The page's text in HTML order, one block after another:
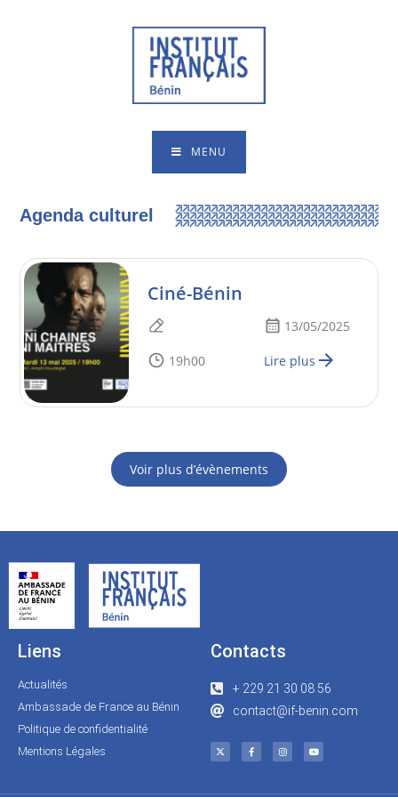
MENU
Agenda culturel
Ciné-Bénin
13/05/2025
19h00 Lire plus
Voir plus d’évènements
Liens
Actualités
Ambassade de France au Bénin
Politique de confidentialité
Mentions Légales
Contacts
+ 229 21 30 08 56
contact@if-benin.com